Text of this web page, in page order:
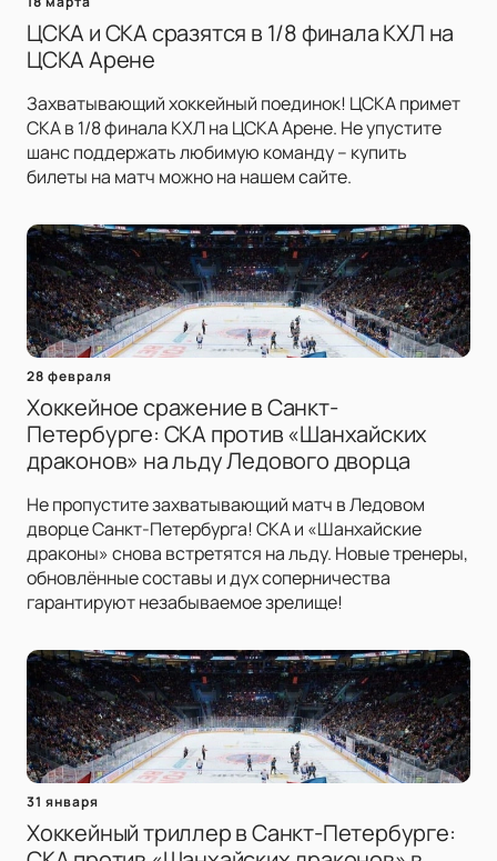
ЦСКА и СКА сразятся в 1/8 финала КХЛ на
ЦСКА Арене
Захватывающий хоккейный поединок! ЦСКА примет
СКА в 1/8 финала КХЛ на ЦСКА Арене. Не упустите
шанс поддержать любимую команду – купить
билеты на матч можно на нашем сайте.
28 февраля
Хоккейное сражение в Санкт-
Петербурге: СКА против «Шанхайских
драконов» на льду Ледового дворца
Не пропустите захватывающий матч в Ледовом
дворце Санкт-Петербурга! СКА и «Шанхайские
драконы» снова встретятся на льду. Новые тренеры,
обновлённые составы и дух соперничества
гарантируют незабываемое зрелище!
31 января
Хоккейный триллер в Санкт-Петербурге: